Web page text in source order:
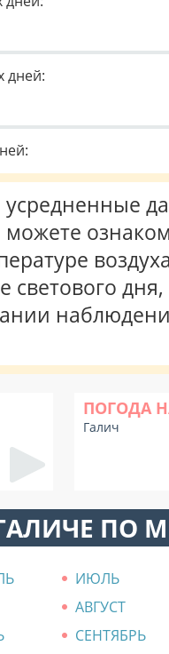
дней:
светового
ПОГОДА
Галич
ПО
ИЮЛЬ
АВГУСТ
СЕНТЯБРЬ